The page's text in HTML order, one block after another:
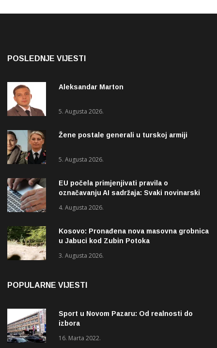
POSLEDNJE VIJESTI
Aleksandar Marton
5. Augusta 2026.
Žene postale generali u turskoj armiji
5. Augusta 2026.
EU počela primjenjivati pravila o
označavanju AI sadržaja: Svaki novinarski
4. Augusta 2026.
Kosovo: Pronađena nova masovna grobnica
u Jabuci kod Zubin Potoka
3. Augusta 2026.
POPULARNE VIJESTI
Sport u Novom Pazaru: Od realnosti do
izbora
16. Marta 2022.